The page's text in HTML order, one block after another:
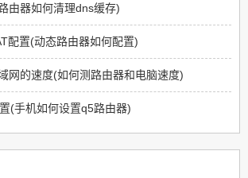
由器如何清理dns缓存)
配置(动态路由器如何配置)
网的速度(如何测路由器和电脑速度)
(手机如何设置q5路由器)